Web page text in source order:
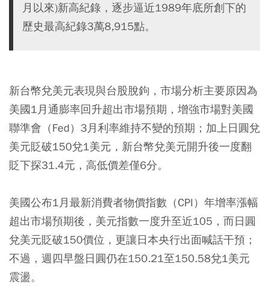
月以來)新高紀錄，逐步逼近1989年底所創下的
歷史最高紀錄3萬8,915點。
新台幣兌美元表現與台股脫鉤，市場分析主要原因為
美國1月通膨率回升超出市場預期，增強市場對美國
聯準會（Fed）3月利率維持不變的預期；加上日圓兌
美元貶破150兌1美元，新台幣兌美元開升後一度翻
貶下探31.4元，高低價差僅6分。
美國公布1月最新消費者物價指數（CPI）年增率漲幅
超出市場預期後，美元指數一度升至近105，而日圓
兌美元貶破150價位，更讓日本央行出面喊話干預；
不過，週四早盤日圓仍在150.21至150.58兌1美元
震盪。